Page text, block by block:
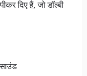
दिए हैं, जो डॉल्बी